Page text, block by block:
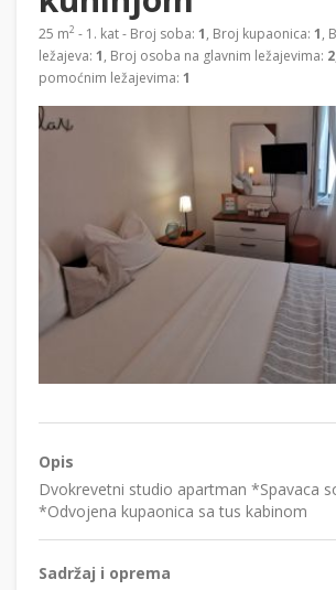
25 m2 - 1. kat - Broj soba: 1, Broj kupaonica: 1,
ležajeva: 1, Broj osoba na glavnim ležajevima: 2
pomoćnim ležajevima: 1
Opis
Dvokrevetni studio apartman *Spavaca
*Odvojena kupaonica sa tus kabinom
Sadržaj i oprema